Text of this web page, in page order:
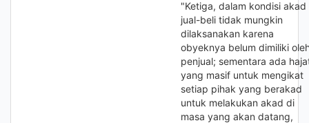
"Ketiga, dalam kondisi akad
jual-beli tidak mungkin
dilaksanakan karena
obyeknya belum dimiliki
penjual; sementara ada
yang masif untuk mengikat
setiap pihak yang berakad
untuk melakukan akad di
masa yang akan datang,